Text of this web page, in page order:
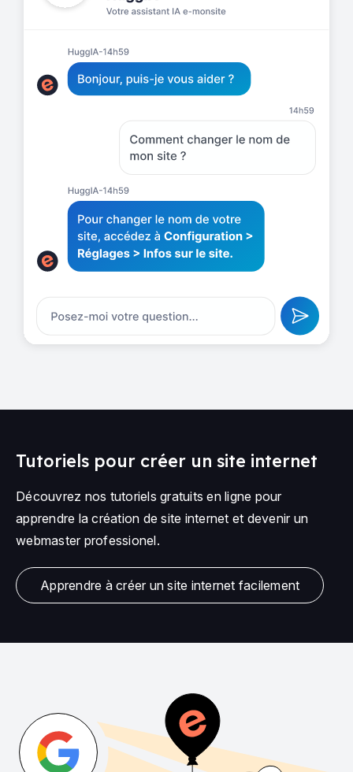
Tutoriels pour créer un site internet
Découvrez nos tutoriels gratuits en ligne pour
apprendre la création de site internet et devenir un
webmaster professionel.
Apprendre à créer un site internet facilement